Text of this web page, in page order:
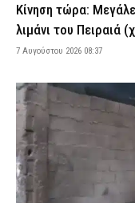
Φωτιά τα ξημερώματα
Μοσχάτο –
ΕΙΔΗΣΕΙΣ 7 Αυγούστου
Εορτολόγιο: Ποιος
ΕΙΔΗΣΕΙΣ 7 Αυγούστου
Φωτιές σε Βοιωτία
δήμαρχος Στυλίδας, ο
πάρκου
ΔΙΚΑΙΟΣΥΝΗ
Κίνηση τώρα:
λιμάνι του Πειραιά
7 Αυγούστου 2026 08:37